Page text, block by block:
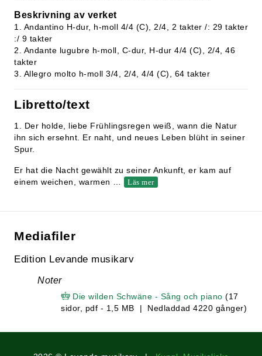
Beskrivning av verket
1. Andantino H-dur, h-moll 4/4 (C), 2/4, 2 takter /: 29 takter
:/ 9 takter
2. Andante lugubre h-moll, C-dur, H-dur 4/4 (C), 2/4, 46
takter
3. Allegro molto h-moll 3/4, 2/4, 4/4 (C), 64 takter
Libretto/text
1. Der holde, liebe Frühlingsregen weiß, wann die Natur
ihn sich ersehnt. Er naht, und neues Leben blüht in seiner
Spur.
Er hat die Nacht gewählt zu seiner Ankunft, er kam auf
einem weichen, warmen
Läs mer
Mediafiler
Edition Levande musikarv
Noter
Die wilden Schwäne - Sång och piano (17
sidor, pdf - 1,5 MB | Nedladdad 4220 gånger)